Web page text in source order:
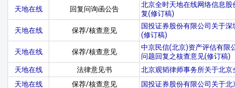
天地在线 回复问询函公告
北京全时天地在线网络信息
复(修订稿)
天地在线 保荐/核查意见
国投证券股份有限公司关于
(修订稿)
天地在线 保荐/核查意见
中京民信(北京)资产评估有限
问题回复之核查意见(修订稿)
天地在线 法律意见书 北京观韬律师事务所关于北
天地在线
保荐/核查意见 国投证券股份有限公司关于